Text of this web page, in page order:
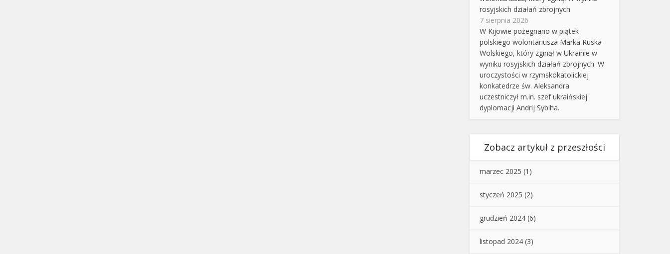
rosyjskich działań zbrojnych
7 sierpnia 2026
W Kijowie pożegnano w piątek
polskiego wolontariusza Marka Ruska-
Wolskiego, który zginął w Ukrainie w
wyniku rosyjskich działań zbrojnych. W
uroczystości w rzymskokatolickiej
konkatedrze św. Aleksandra
uczestniczył m.in. szef ukraińskiej
dyplomacji Andrij Sybiha.
Zobacz artykuł z przeszłości
marzec 2025 (1)
styczeń 2025 (2)
grudzień 2024 (6)
listopad 2024 (3)